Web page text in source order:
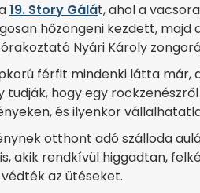
19. Story Gálát, ahol a
hő­zöngeni kezdett,
Nyári Károly
férfit mindenki látta már,
tudják, hogy egy
és ilyenkor
otthont adó szálloda
akik rendkívül higgadtan,
az ütéseket.